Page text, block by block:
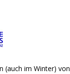
(auch im Winter) von